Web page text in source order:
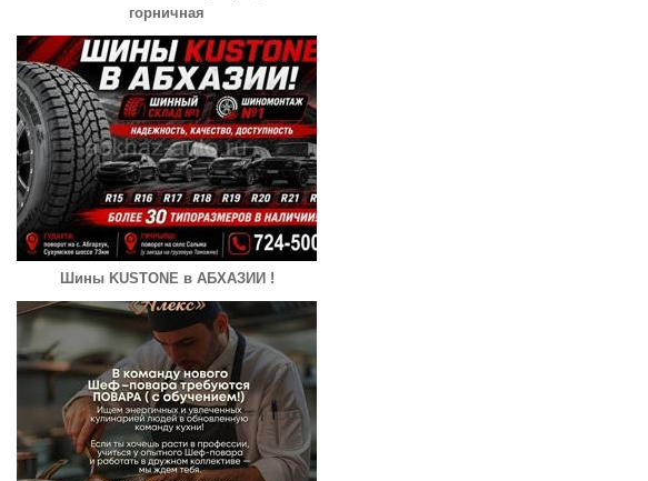
горничная
Шины KUSTONE в АБХАЗИИ !